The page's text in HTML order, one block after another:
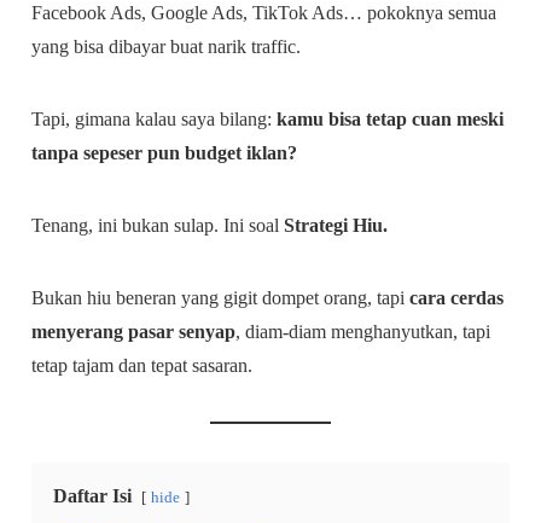
Facebook Ads, Google Ads, TikTok Ads… pokoknya semua
yang bisa dibayar buat narik traffic.
Tapi, gimana kalau saya bilang:kamu bisa tetap cuan meski
tanpa sepeser pun budget iklan?
Tenang, ini bukan sulap. Ini soalStrategi Hiu.
Bukan hiu beneran yang gigit dompet orang, tapicara cerdas
menyerang pasar senyap, diam-diam menghanyutkan, tapi
tetap tajam dan tepat sasaran.
Daftar Isi hide